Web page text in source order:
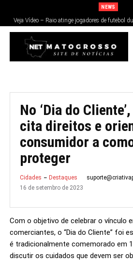
NEWS
Veja Vídeo – Raio atinge jogadores de futebol
morre e 12 ficam
No ‘Dia do
cita direitos e
consumidor a
proteger
Cidades Destaques
16 de setembro de 2023
Com o objetivo de celebrar o vínculo
comerciantes, o “Dia do Cliente” foi
é tradicionalmente comemorado em
discutir os cuidados que devem ser